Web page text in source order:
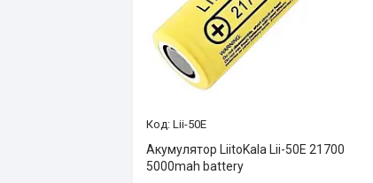
Lii-50E
Акумулятор LiitoKala Lii-50E 21700
5000mah battery